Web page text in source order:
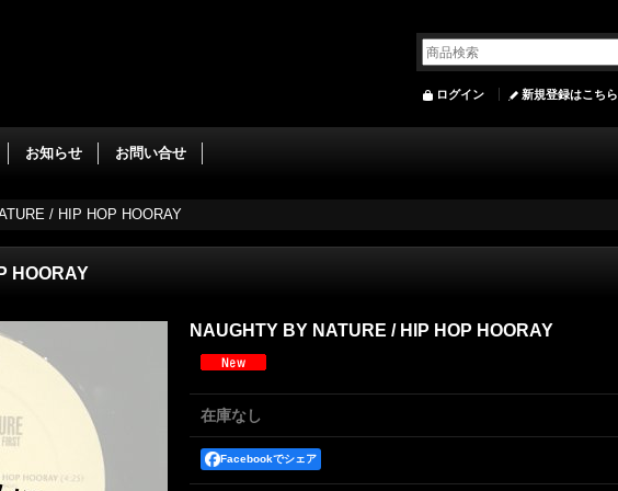
ログイン 新規登録はこちら
お知らせ お問い合せ
/ HIP HOP HOORAY
HOORAY
NAUGHTY BY NATURE / HIP HOP HOORAY
在庫なし
Facebookでシェア